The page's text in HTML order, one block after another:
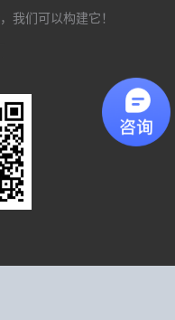
我们可以构建它！